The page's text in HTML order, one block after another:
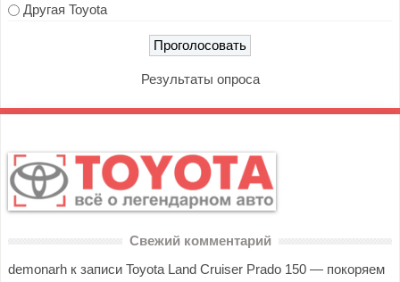
Другая Toyota
Результаты опроса
Свежий комментарий
demonarh к записи Toyota Land Cruiser Prado 150 — покоряем